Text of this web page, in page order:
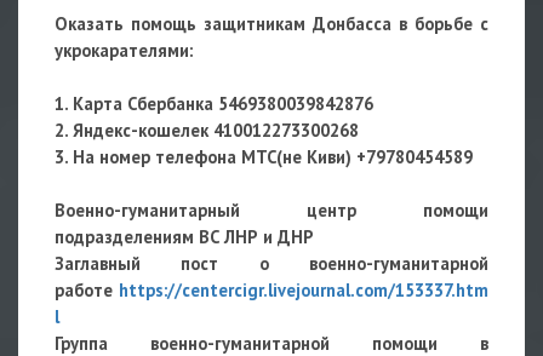
Оказать помощь защитникам Донбасса в борьбе с
укрокарателями:
1. Карта Сбербанка 5469380039842876
2. Яндекс-кошелек 410012273300268
3. На номер телефона МТС(не Киви) +79780454589
Военно-гуманитарный центр помощи
подразделениям ВС ЛНР и ДНР
Заглавный пост о военно-гуманитарной
работе https://centercigr.livejournal.com/153337.htm
l
Группа военно-гуманитарной помощи в